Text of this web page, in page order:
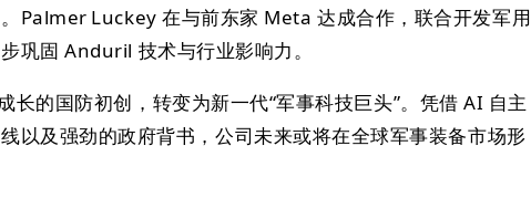
Palmer Luckey 在与前东家 Meta 达成合作，联合开发军用
巩固 Anduril 技术与行业影响力。
的国防初创，转变为新一代“军事科技巨头”。凭借 AI 自主
以及强劲的政府背书，公司未来或将在全球军事装备市场形